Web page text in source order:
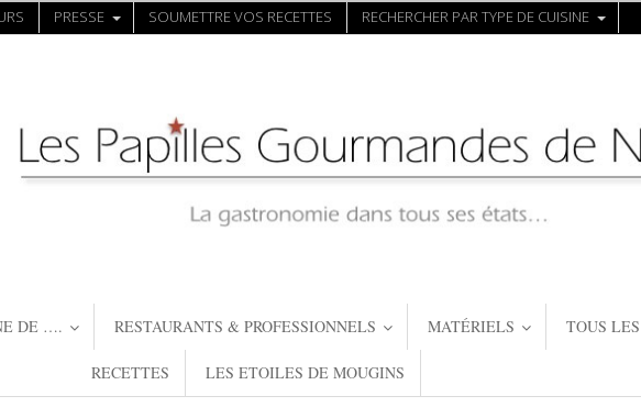
PRESSE SOUMETTRE VOS RECETTES RECHERCHER PAR TYPE DE CUISINE
DE …. RESTAURANTS & PROFESSIONNELS MATÉRIELS TOUS
RECETTES LES ETOILES DE MOUGINS